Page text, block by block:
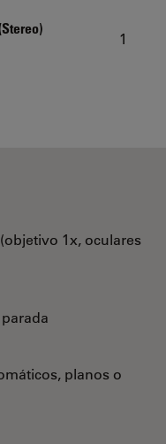
1
1x, oculares
planos o